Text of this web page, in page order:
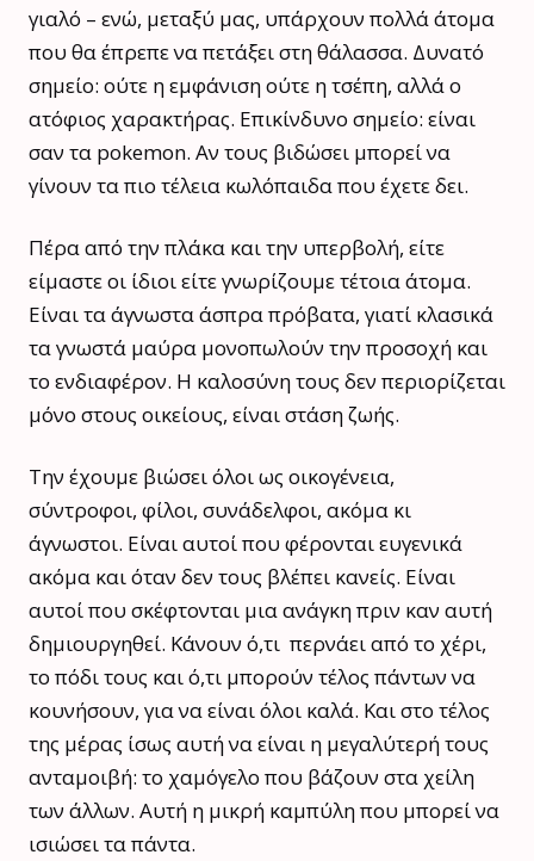
γιαλό – ενώ, μεταξύ μας, υπάρχουν πολλά άτομα
που θα έπρεπε να πετάξει στη θάλασσα. Δυνατό
σημείο: ούτε η εμφάνιση ούτε η τσέπη, αλλά ο
ατόφιος χαρακτήρας. Επικίνδυνο σημείο: είναι
σαν τα pokemon. Αν τους βιδώσει μπορεί να
γίνουν τα πιο τέλεια κωλόπαιδα που έχετε δει.
Πέρα από την πλάκα και την υπερβολή, είτε
είμαστε οι ίδιοι είτε γνωρίζουμε τέτοια άτομα.
Είναι τα άγνωστα άσπρα πρόβατα, γιατί κλασικά
τα γνωστά μαύρα μονοπωλούν την προσοχή και
το ενδιαφέρον. Η καλοσύνη τους δεν περιορίζεται
μόνο στους οικείους, είναι στάση ζωής.
Την έχουμε βιώσει όλοι ως οικογένεια,
σύντροφοι, φίλοι, συνάδελφοι, ακόμα κι
άγνωστοι. Είναι αυτοί που φέρονται ευγενικά
ακόμα και όταν δεν τους βλέπει κανείς. Είναι
αυτοί που σκέφτονται μια ανάγκη πριν καν αυτή
δημιουργηθεί. Κάνουν ό,τι περνάει από το χέρι,
το πόδι τους και ό,τι μπορούν τέλος πάντων να
κουνήσουν, για να είναι όλοι καλά. Και στο τέλος
της μέρας ίσως αυτή να είναι η μεγαλύτερή τους
ανταμοιβή: το χαμόγελο που βάζουν στα χείλη
των άλλων. Αυτή η μικρή καμπύλη που μπορεί να
ισιώσει τα πάντα.